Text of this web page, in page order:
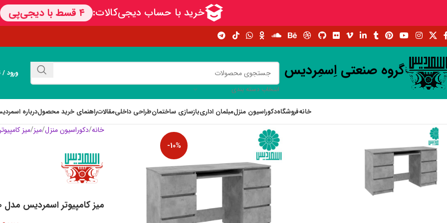
گروه صنعتی اِسمِردیس
انتخاب دسته بندی
ورود
خانهفروشگاهدکوراسیون منزلمبلمان اداریبازسازی ساختمانطراحی داخلیمقالاتراهنمای خرید محصولدرباره
-10%
خانه دکوراسیون منزل میز میز کامپیوتر
میز کامپیوتر اسمردیس مدل G130